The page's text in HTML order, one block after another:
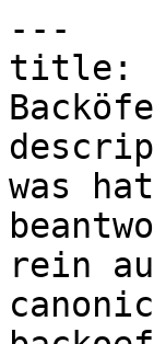
---
title:
was
rein